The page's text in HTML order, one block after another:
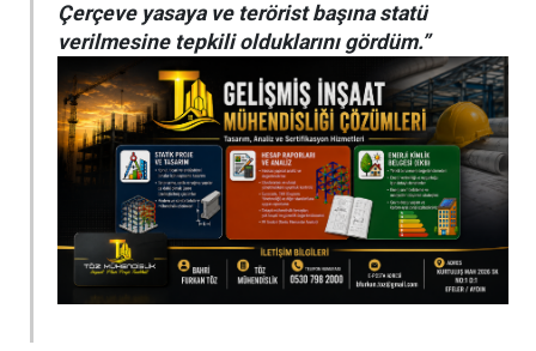
Çerçeve yasaya ve terörist başına statü
verilmesine tepkili olduklarını gördüm.”